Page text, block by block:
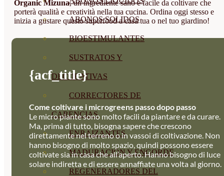
ABONOS SOLIDOS
BIOESTIMULANTES
SUSTRATOS Y
DECORATIVAS
CORRECTORES DE
CARENCIAS
ENRAIZANTES
MADURACIÓN Y ENGORDE
REGENERADORES DEL
Organic Mizuna, un ingrediente sano e facile da coltivare che
porterà qualità e creatività nella tua cucina. Ordina oggi stesso e
inizia a gustare questo superfood a casa tua o nel tuo giardino!
{acf_title}
Come coltivare i microgreens passo dopo passo
Le micro piante sono molto facili da piantare e da curare.
Ma, prima di tutto, bisogna sapere che crescono
direttamente nel terreno o in vassoi di coltivazione. Non
hanno bisogno di molto spazio, quindi possono essere
coltivate sia in casa che all’aperto. Hanno bisogno di luce
solare indiretta e di essere annaffiate una volta al giorno.